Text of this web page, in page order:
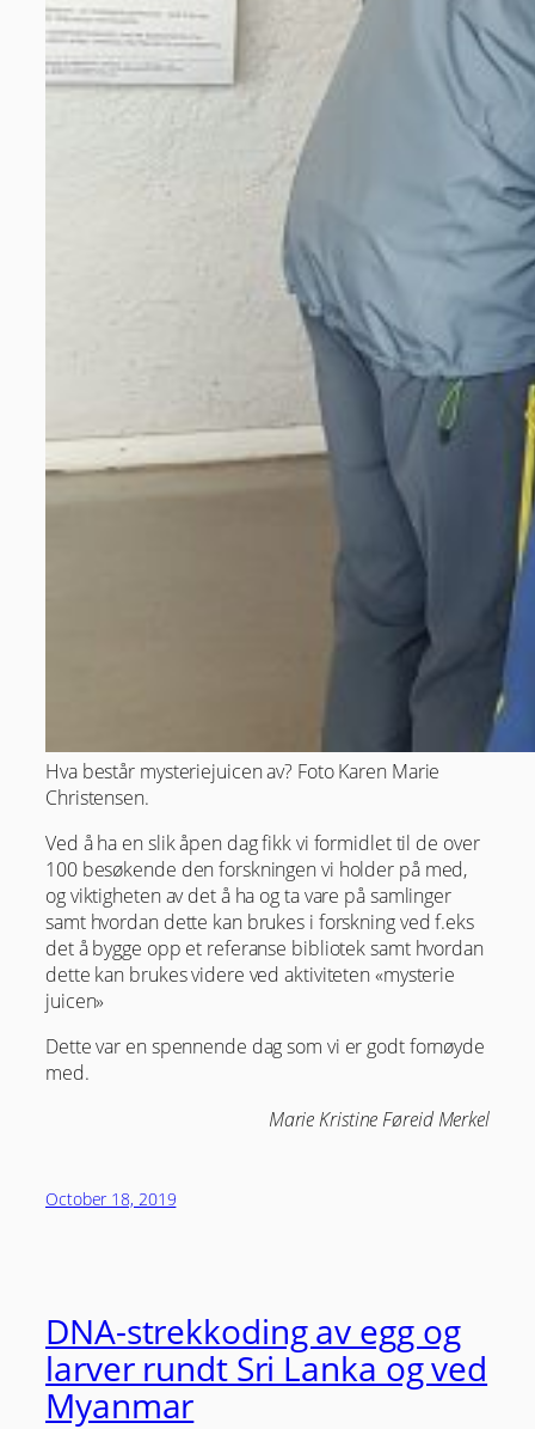
Hva består mysteriejuicen av? Foto Karen Marie
Christensen.
Ved å ha en slik åpen dag fikk vi formidlet til de over
100 besøkende den forskningen vi holder på med,
og viktigheten av det å ha og ta vare på samlinger
samt hvordan dette kan brukes i forskning ved f.eks
det å bygge opp et referanse bibliotek samt hvordan
dette kan brukes videre ved aktiviteten «mysterie
juicen»
Dette var en spennende dag som vi er godt fornøyde
med.
Marie Kristine Føreid Merkel
October 18, 2019
DNA-strekkoding av egg og
larver rundt Sri Lanka og ved
Myanmar